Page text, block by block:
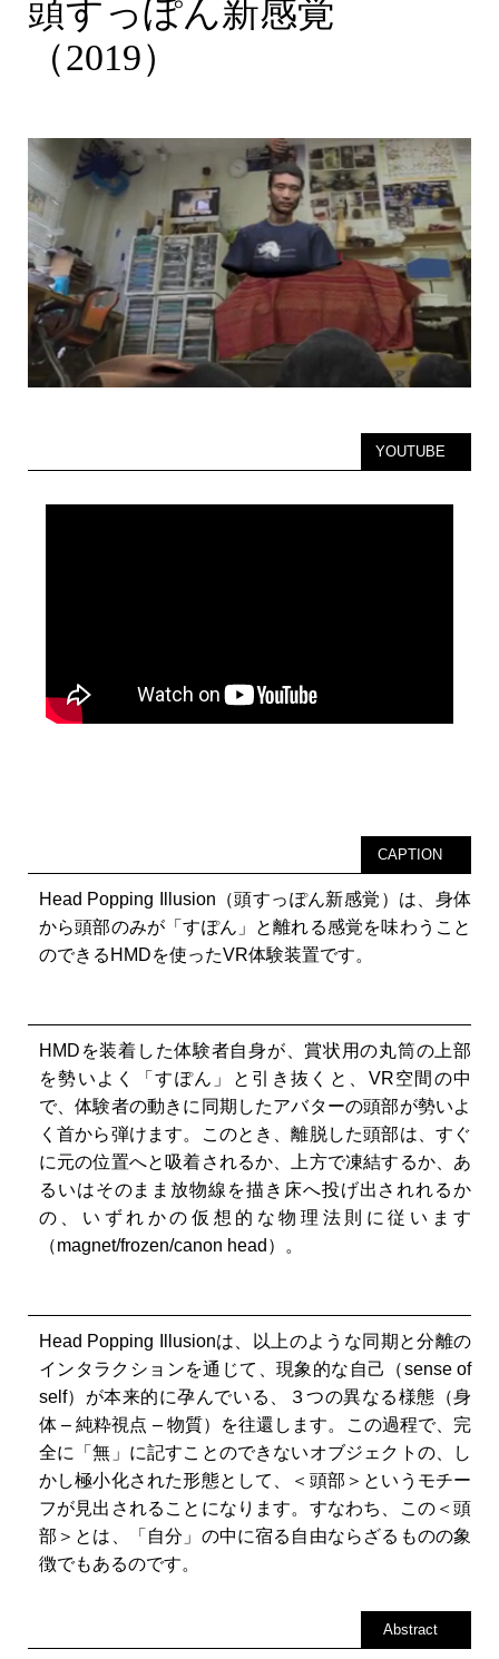
頭すっぽん新感覚
（2019）
YOUTUBE
CAPTION
Head Popping Illusion（頭すっぽん新感覚）は、身体
から頭部のみが「すぽん」と離れる感覚を味わうこと
のできるHMDを使ったVR体験装置です。
HMDを装着した体験者自身が、賞状用の丸筒の上部
を勢いよく「すぽん」と引き抜くと、VR空間の中
で、体験者の動きに同期したアバターの頭部が勢いよ
く首から弾けます。このとき、離脱した頭部は、すぐ
に元の位置へと吸着されるか、上方で凍結するか、あ
るいはそのまま放物線を描き床へ投げ出されれるか
の、いずれかの仮想的な物理法則に従います
（magnet/frozen/canon head）。
Head Popping Illusionは、以上のような同期と分離の
インタラクションを通じて、現象的な自己（sense of
self）が本来的に孕んでいる、３つの異なる様態（身
体 – 純粋視点 – 物質）を往還します。この過程で、完
全に「無」に記すことのできないオブジェクトの、し
かし極小化された形態として、＜頭部＞というモチー
フが見出されることになります。すなわち、この＜頭
部＞とは、「自分」の中に宿る自由ならざるものの象
徴でもあるのです。
Abstract